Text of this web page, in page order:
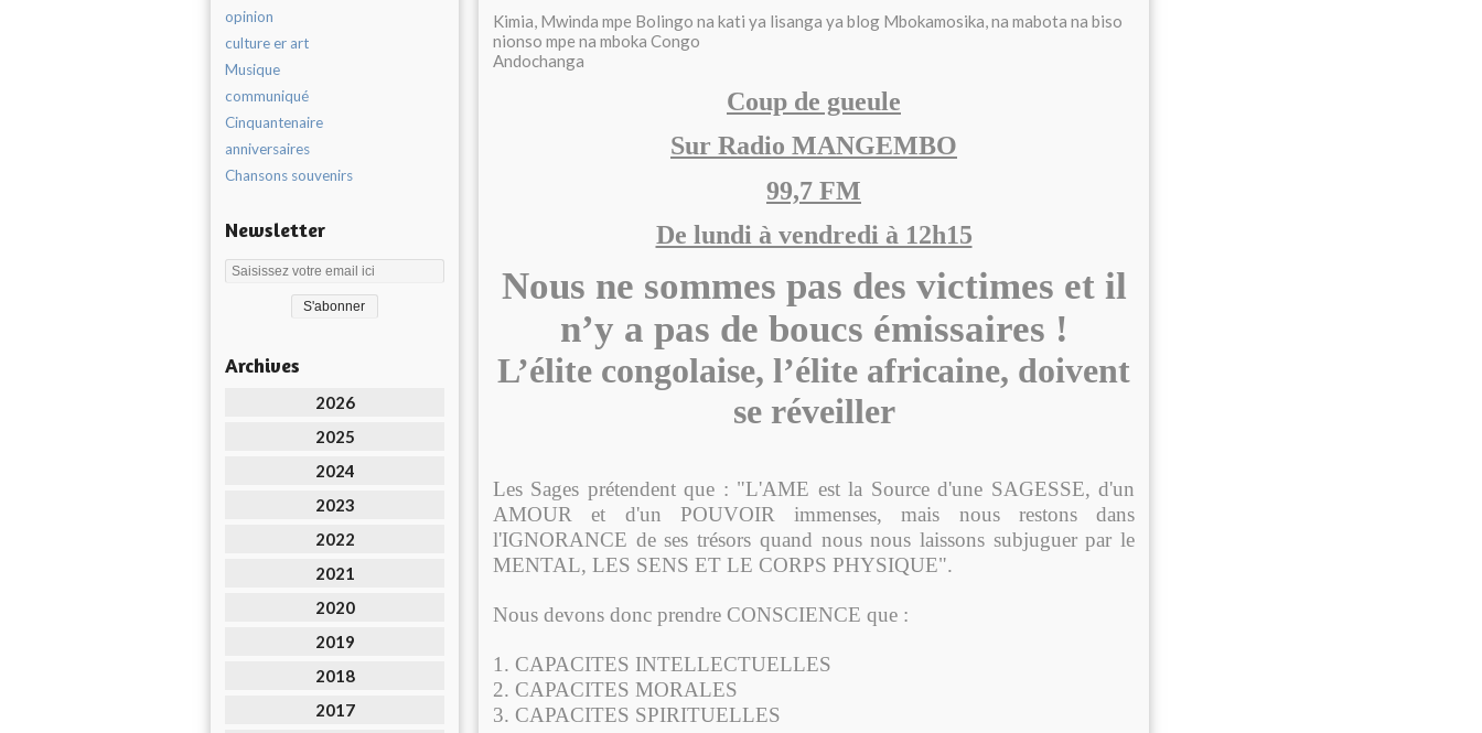
opinion
culture er art
Musique
communiqué
Cinquantenaire
anniversaires
Chansons souvenirs
Newsletter
Archives
2026
2025
2024
2023
2022
2021
2020
2019
2018
2017
Kimia, Mwinda mpe Bolingo na kati ya lisanga ya blog Mbokamosika, na mabota na biso
nionso mpe na mboka Congo
Andochanga
Coup de gueule
Sur Radio MANGEMBO
99,7 FM
De lundi à vendredi à 12h15
Nous ne sommes pas des victimes et il
n’y a pas de boucs émissaires !
L’élite congolaise, l’élite africaine, doivent
se réveiller
Les Sages prétendent que : "L'AME est la Source d'une SAGESSE, d'un
AMOUR et d'un POUVOIR immenses, mais nous restons dans
l'IGNORANCE de ses trésors quand nous nous laissons subjuguer par le
MENTAL, LES SENS ET LE CORPS PHYSIQUE".
Nous devons donc prendre CONSCIENCE que :
1. CAPACITES INTELLECTUELLES
2. CAPACITES MORALES
3. CAPACITES SPIRITUELLES